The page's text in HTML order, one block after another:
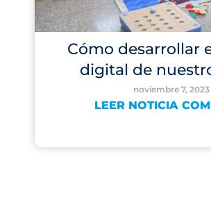
Cómo desarrollar
digital de
noviembre 7, 2023
LEER NOTICIA